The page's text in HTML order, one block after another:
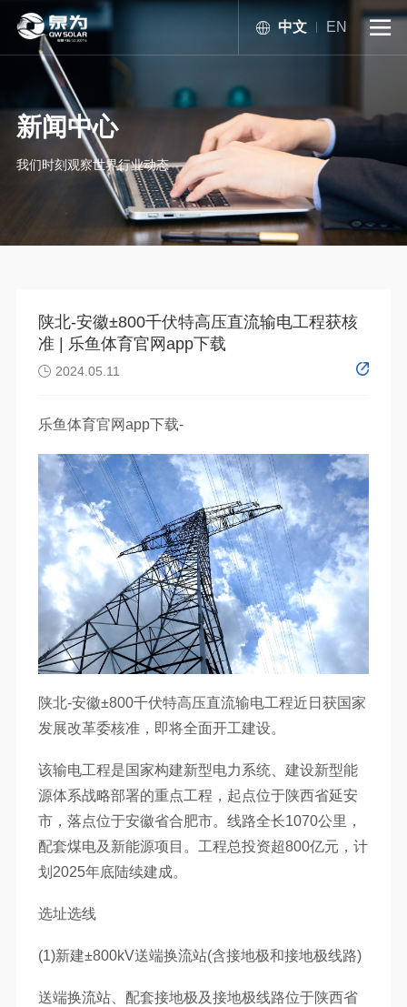
中文 EN 
新闻中心
我们时刻观察世界行业动态
陕北-安徽±800千伏特高压直流输电工程获核
准 | 乐鱼体育官网app下载
 2024.05.11
乐鱼体育官网app下载-
陕北-安徽±800千伏特高压直流输电工程近日获国家
发展改革委核准，即将全面开工建设。
该输电工程是国家构建新型电力系统、建设新型能
源体系战略部署的重点工程，起点位于陕西省延安
市，落点位于安徽省合肥市。线路全长1070公里，
配套煤电及新能源项目。工程总投资超800亿元，计
划2025年底陆续建成。
选址选线
(1)新建±800kV送端换流站(含接地极和接地极线路)
送端换流站、配套接地极及接地极线路位于陕西省